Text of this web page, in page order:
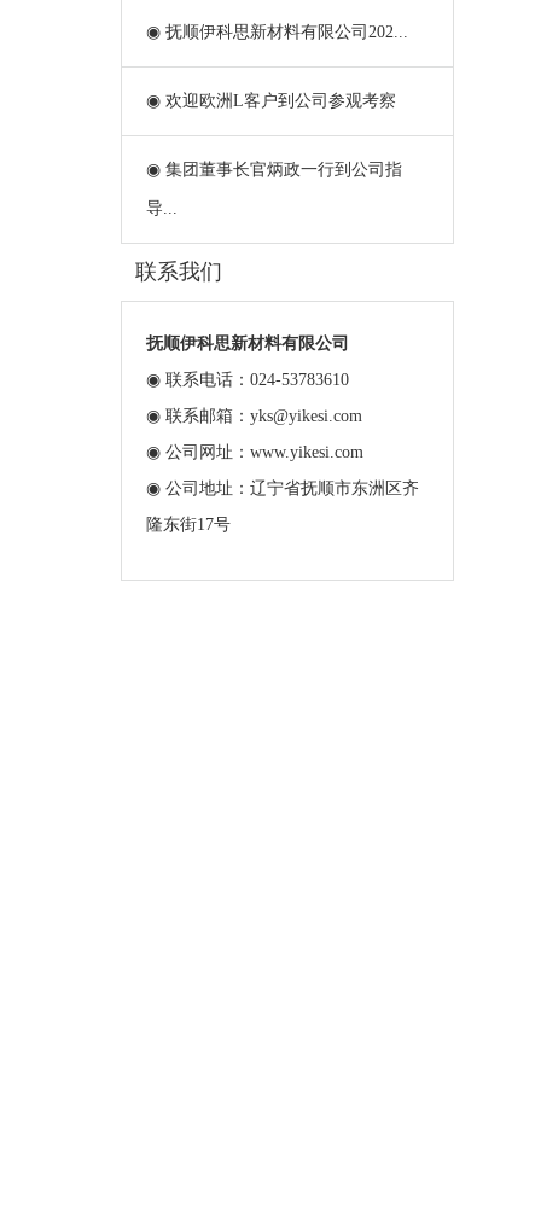
◉ 抚顺伊科思新材料有限公司202...
◉ 欢迎欧洲L客户到公司参观考察
◉ 集团董事长官炳政一行到公司指
导...
联系我们
抚顺伊科思新材料有限公司
◉ 联系电话：024-53783610
◉ 联系邮箱：yks@yikesi.com
◉ 公司网址：www.yikesi.com
◉ 公司地址：辽宁省抚顺市东洲区齐
隆东街17号